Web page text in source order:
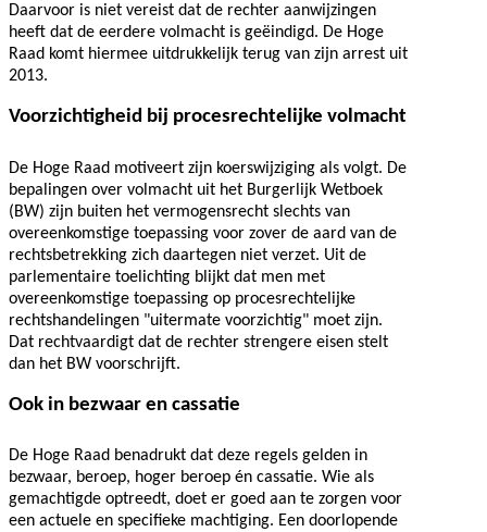
Daarvoor is niet vereist dat de rechter aanwijzingen
heeft dat de eerdere volmacht is geëindigd. De Hoge
Raad komt hiermee uitdrukkelijk terug van zijn arrest uit
2013.
Voorzichtigheid bij procesrechtelijke volmacht
De Hoge Raad motiveert zijn koerswijziging als volgt. De
bepalingen over volmacht uit het Burgerlijk Wetboek
(BW) zijn buiten het vermogensrecht slechts van
overeenkomstige toepassing voor zover de aard van de
rechtsbetrekking zich daartegen niet verzet. Uit de
parlementaire toelichting blijkt dat men met
overeenkomstige toepassing op procesrechtelijke
rechtshandelingen "uitermate voorzichtig" moet zijn.
Dat rechtvaardigt dat de rechter strengere eisen stelt
dan het BW voorschrijft.
Ook in bezwaar en cassatie
De Hoge Raad benadrukt dat deze regels gelden in
bezwaar, beroep, hoger beroep én cassatie. Wie als
gemachtigde optreedt, doet er goed aan te zorgen voor
een actuele en specifieke machtiging. Een doorlopende